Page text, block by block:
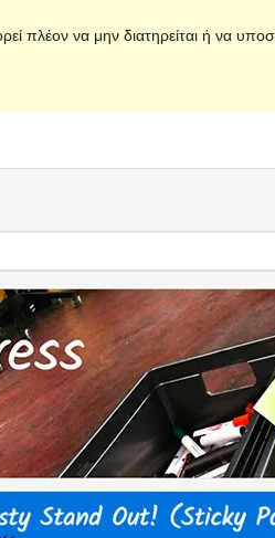
πλέον να μην διατηρείται ή να